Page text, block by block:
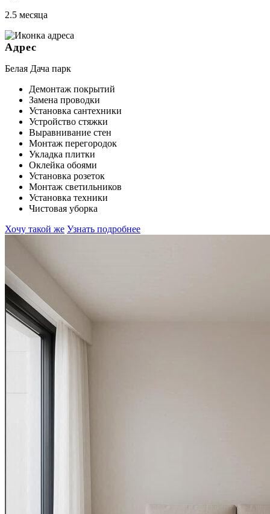
2.5 месяца
Адрес
Белая Дача парк
Демонтаж покрытий
Замена проводки
Установка сантехники
Устройство стяжки
Выравнивание стен
Монтаж перегородок
Укладка плитки
Оклейка обоями
Установка розеток
Монтаж светильников
Установка техники
Чистовая уборка
Хочу такой же Узнать подробнее